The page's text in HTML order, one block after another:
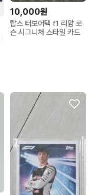
10,000원
탑스 터보어택 f1 리암 로
슨 시그니처 스타일 카드